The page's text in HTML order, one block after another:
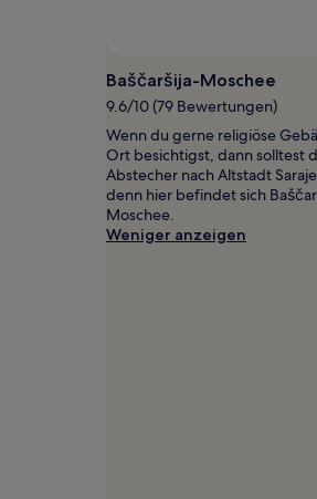
Preise
und
können
sich
ändern.
Es
können
zusätzliche
Baščaršija-Moschee
9.6/10 (79 Bewertungen)
Wenn du gerne religiöse
Ort besichtigst, dann solltest
Abstecher nach Altstadt
denn hier befindet sich
Moschee.
Weniger anzeigen